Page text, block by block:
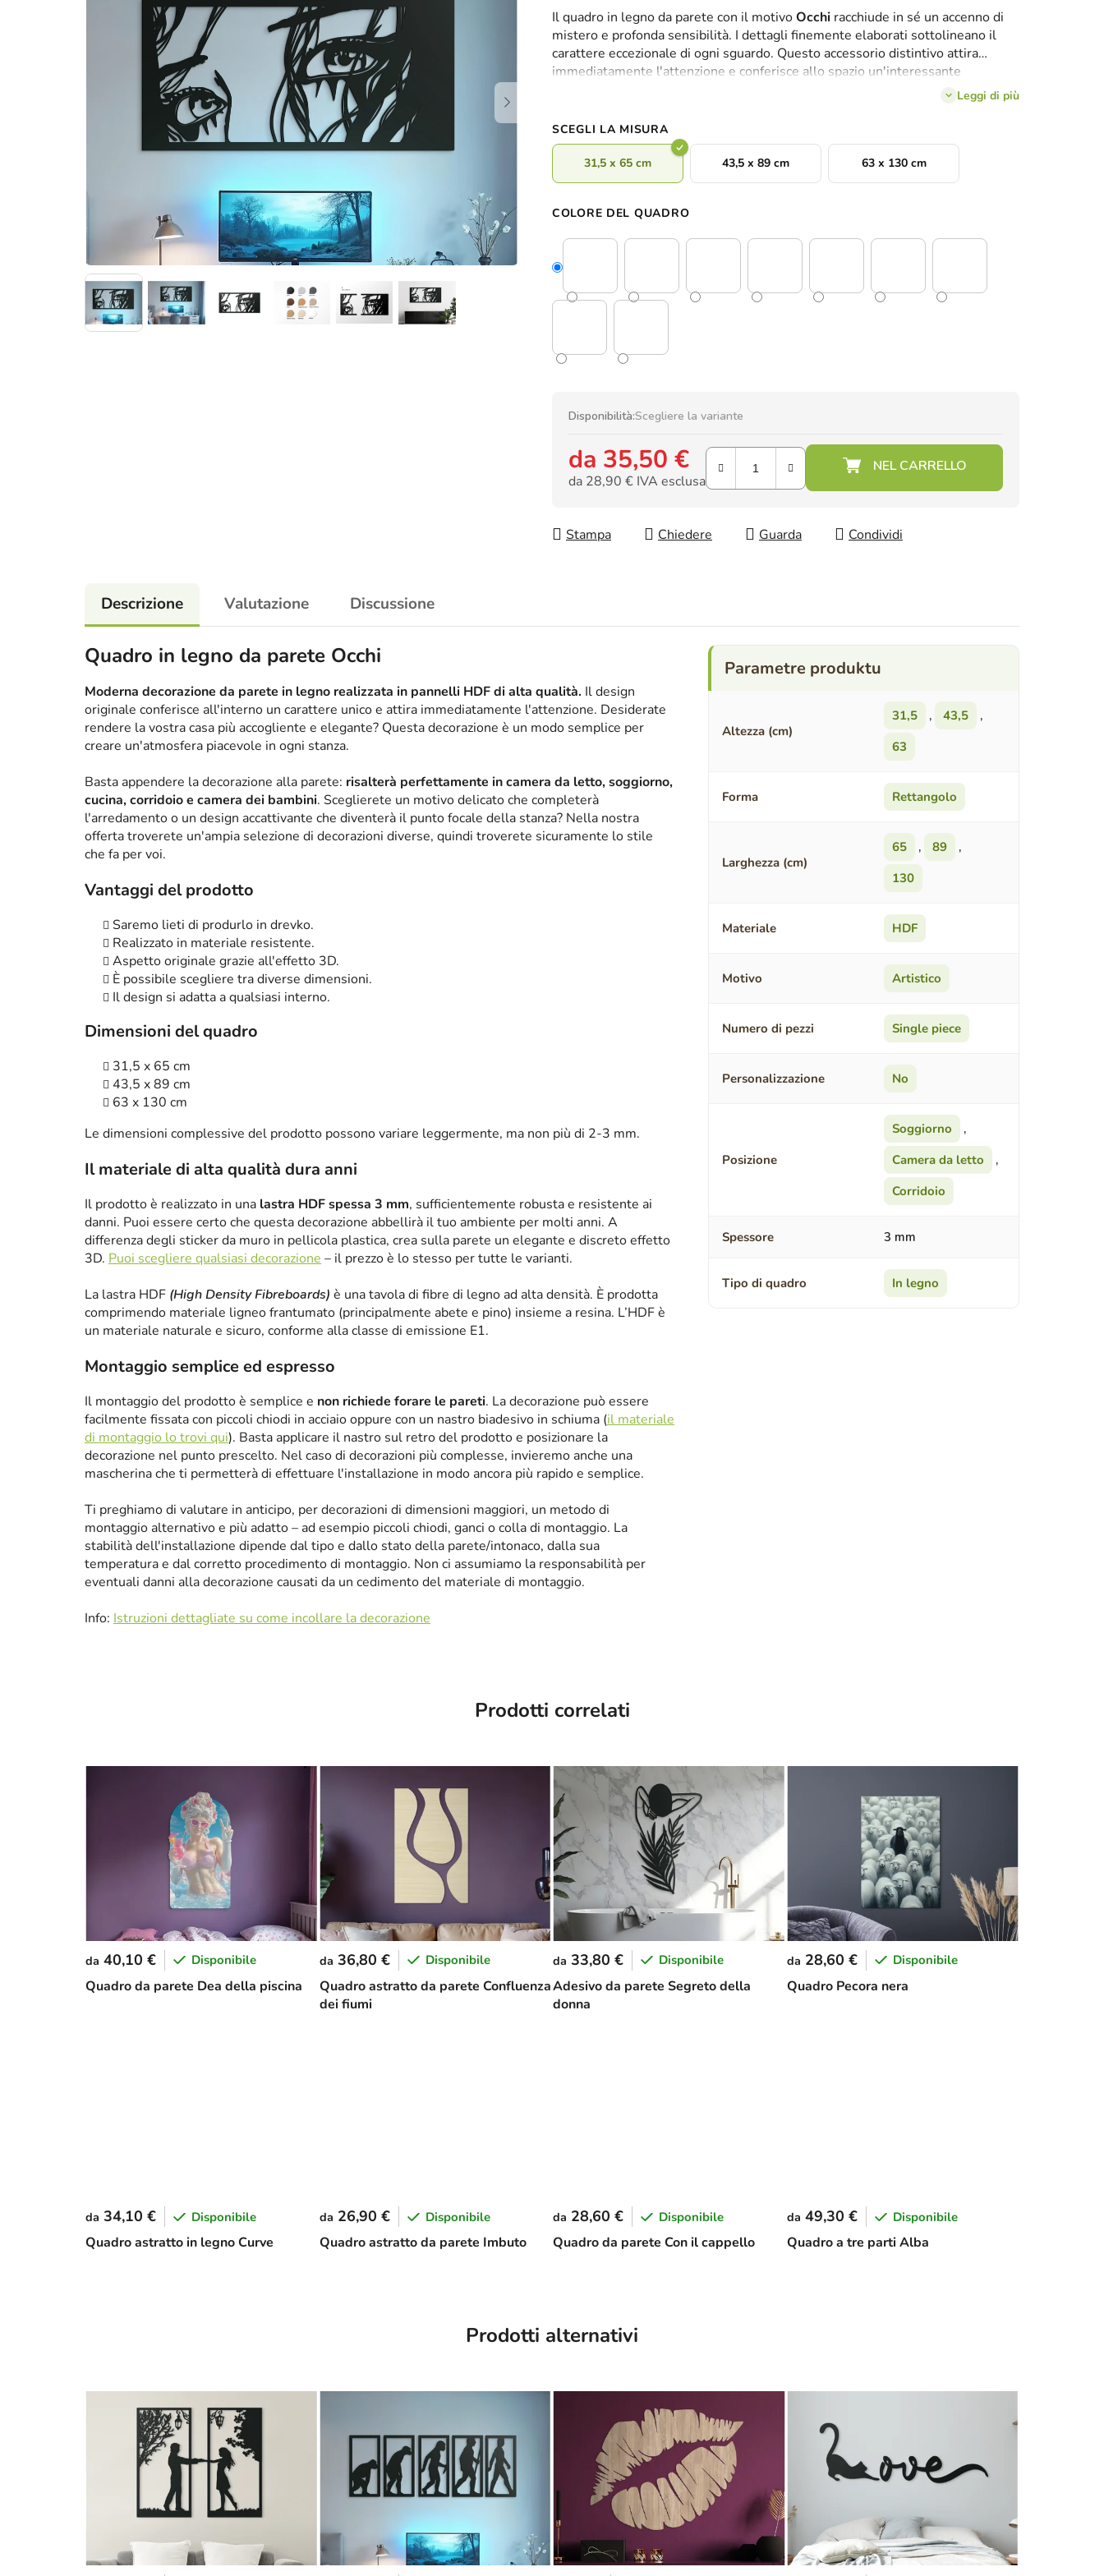
media
del
prodotto
è
5
stelle.
Il quadro in legno da parete con il motivoOcchi racchiude in sé un accenno di
mistero e profonda sensibilità. I dettagli finemente elaborati sottolineano il
carattere eccezionale di ogni sguardo. Questo accessorio distintivo attira
immediatamente l'attenzione e conferisce allo spazio un'interessante
Leggi di più
SCEGLI LA MISURA
31,5 x 65 cm 43,5 x 89 cm 63 x 130 cm
COLORE DEL QUADRO
Disponibilità:Scegliere la variante
da 35,50 €
da 28,90 € IVA esclusa
Stampa
Chiedere Guarda Condividi
Descrizione Valutazione Discussione
Quadro in legno da parete Occhi
Moderna decorazione da parete in legno realizzata in pannelli HDF di alta qualità. Il design
originale conferisce all'interno un carattere unico e attira immediatamente l'attenzione. Desiderate
rendere la vostra casa più accogliente e elegante? Questa decorazione è un modo semplice per
creare un'atmosfera piacevole in ogni stanza.
Basta appendere la decorazione alla parete: risalterà perfettamente in camera da letto, soggiorno,
cucina, corridoio e camera dei bambini. Sceglierete un motivo delicato che completerà
l'arredamento o un design accattivante che diventerà il punto focale della stanza? Nella nostra
offerta troverete un'ampia selezione di decorazioni diverse, quindi troverete sicuramente lo stile
che fa per voi.
Vantaggi del prodotto
Saremo lieti di produrlo in drevko.
Realizzato in materiale resistente.
Aspetto originale grazie all'effetto 3D.
È possibile scegliere tra diverse dimensioni.
Il design si adatta a qualsiasi interno.
Dimensioni del quadro
31,5 x 65 cm
43,5 x 89 cm
63 x 130 cm
Le dimensioni complessive del prodotto possono variare leggermente, ma non più di 2-3 mm.
Il materiale di alta qualità dura anni
Il prodotto è realizzato in una lastra HDF spessa 3 mm, sufficientemente robusta e resistente ai
danni. Puoi essere certo che questa decorazione abbellirà il tuo ambiente per molti anni. A
differenza degli sticker da muro in pellicola plastica, crea sulla parete un elegante e discreto effetto
3D. Puoi scegliere qualsiasi decorazione – il prezzo è lo stesso per tutte le varianti.
La lastra HDF (High Density Fibreboards) è una tavola di fibre di legno ad alta densità. È prodotta
comprimendo materiale ligneo frantumato (principalmente abete e pino) insieme a resina. L’HDF è
un materiale naturale e sicuro, conforme alla classe di emissione E1.
Montaggio semplice ed espresso
Il montaggio del prodotto è semplice e non richiede forare le pareti. La decorazione può essere
facilmente fissata con piccoli chiodi in acciaio oppure con un nastro biadesivo in schiuma (il materiale
di montaggio lo trovi qui). Basta applicare il nastro sul retro del prodotto e posizionare la
decorazione nel punto prescelto. Nel caso di decorazioni più complesse, invieremo anche una
mascherina che ti permetterà di effettuare l'installazione in modo ancora più rapido e semplice.
Ti preghiamo di valutare in anticipo, per decorazioni di dimensioni maggiori, un metodo di
montaggio alternativo e più adatto – ad esempio piccoli chiodi, ganci o colla di montaggio. La
stabilità dell'installazione dipende dal tipo e dallo stato della parete/intonaco, dalla sua
temperatura e dal corretto procedimento di montaggio. Non ci assumiamo la responsabilità per
eventuali danni alla decorazione causati da un cedimento del materiale di montaggio.
Info: Istruzioni dettagliate su come incollare la decorazione
Altezza (cm)
31,5 , 43,5
,
63
Forma Rettangolo
Larghezza (cm)
65 , 89
,
130
Materiale HDF
Motivo Artistico
Numero di pezzi Single piece
Personalizzazione No
Posizione
Soggiorno
,
Camera da letto
,
Corridoio
Spessore 3 mm
Tipo di quadro In legno
Prodotti correlati
Quadro da parete Dea della piscina
da 40,10 € Disponibile
Quadro astratto da parete Confluenza
dei fiumi
da 36,80 € Disponibile
Adesivo da parete Segreto della
donna
da 33,80 € Disponibile
Quadro Pecora nera
da 28,60 € Disponibile
Quadro astratto in legno Curve
da 34,10 € Disponibile
Quadro astratto da parete Imbuto
da 26,90 € Disponibile
Quadro da parete Con il cappello
da 28,60 € Disponibile
Quadro a tre parti Alba
da 49,30 € Disponibile
Prodotti alternativi